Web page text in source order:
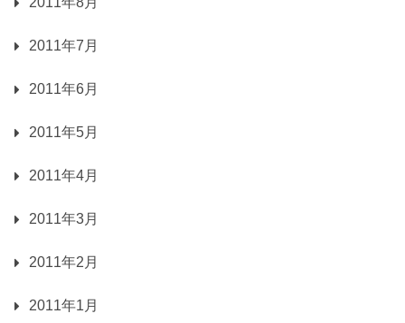
2011年7月
2011年6月
2011年5月
2011年4月
2011年3月
2011年2月
2011年1月